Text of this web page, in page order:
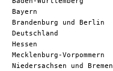
Bayern
Brandenburg und Berlin
Deutschland
Hessen
Mecklenburg-Vorpommern
Niedersachsen und Bremen